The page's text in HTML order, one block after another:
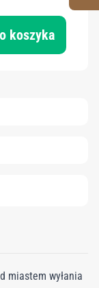
koszyka
miastem wyłania